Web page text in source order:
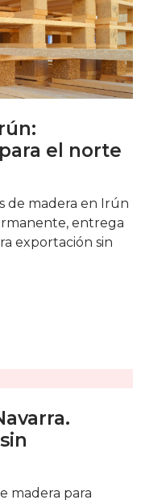
el norte
de madera en Irún
entrega
exportación sin
madera para